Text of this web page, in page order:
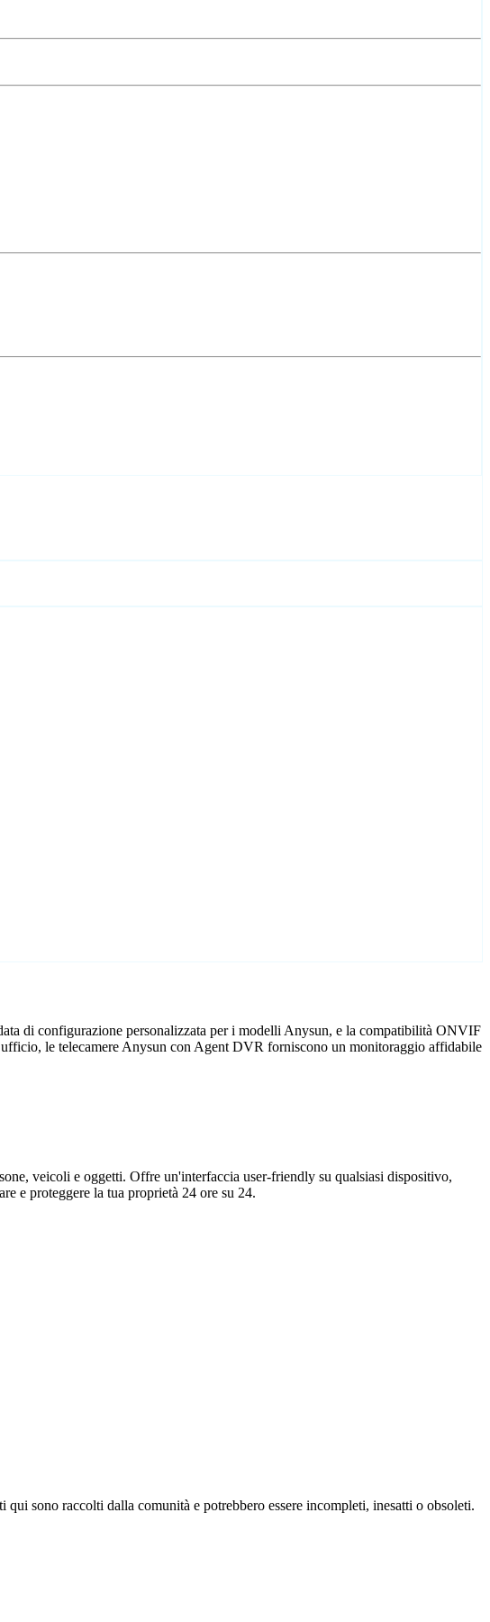
di configurazione personalizzata per i modelli Anysun, e la compatibilità ONVIF
le telecamere Anysun con Agent DVR forniscono un monitoraggio affidabile
veicoli e oggetti. Offre un'interfaccia user-friendly su qualsiasi dispositivo,
e proteggere la tua proprietà 24 ore su 24.
sono raccolti dalla comunità e potrebbero essere incompleti, inesatti o obsoleti.